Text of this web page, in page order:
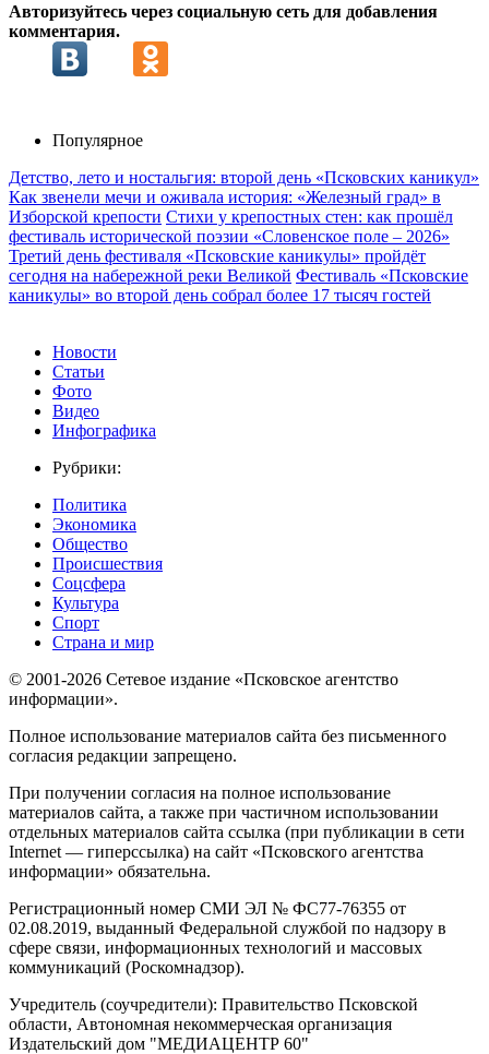
Авторизуйтесь через социальную сеть для добавления
комментария.
Популярное
Детство, лето и ностальгия: второй день «Псковских каникул»
Как звенели мечи и оживала история: «Железный град» в
Изборской крепости Стихи у крепостных стен: как прошёл
фестиваль исторической поэзии «Словенское поле – 2026»
Третий день фестиваля «Псковские каникулы» пройдёт
сегодня на набережной реки Великой Фестиваль «Псковские
каникулы» во второй день собрал более 17 тысяч гостей
Новости
Статьи
Фото
Видео
Инфографика
Рубрики:
Политика
Экономика
Общество
Происшествия
Соцсфера
Культура
Спорт
Страна и мир
© 2001-2026 Сетевое издание «Псковское агентство
информации».
Полное использование материалов сайта без письменного
согласия редакции запрещено.
При получении согласия на полное использование
материалов сайта, а также при частичном использовании
отдельных материалов сайта ссылка (при публикации в сети
Internet — гиперссылка) на сайт «Псковского агентства
информации» обязательна.
Регистрационный номер СМИ ЭЛ № ФС77-76355 от
02.08.2019, выданный Федеральной службой по надзору в
сфере связи, информационных технологий и массовых
коммуникаций (Роскомнадзор).
Учредитель (соучредители): Правительство Псковской
области, Автономная некоммерческая организация
Издательский дом "МЕДИАЦЕНТР 60"